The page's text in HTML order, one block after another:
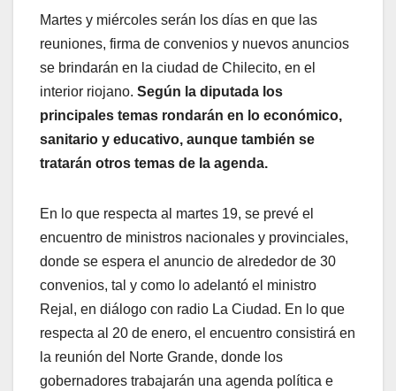
Martes y miércoles serán los días en que las
reuniones, firma de convenios y nuevos anuncios
se brindarán en la ciudad de Chilecito, en el
interior riojano. Según la diputada los
principales temas rondarán en lo económico,
sanitario y educativo, aunque también se
tratarán otros temas de la agenda.
En lo que respecta al martes 19, se prevé el
encuentro de ministros nacionales y provinciales,
donde se espera el anuncio de alrededor de 30
convenios, tal y como lo adelantó el ministro
Rejal, en diálogo con radio La Ciudad. En lo que
respecta al 20 de enero, el encuentro consistirá en
la reunión del Norte Grande, donde los
gobernadores trabajarán una agenda política e